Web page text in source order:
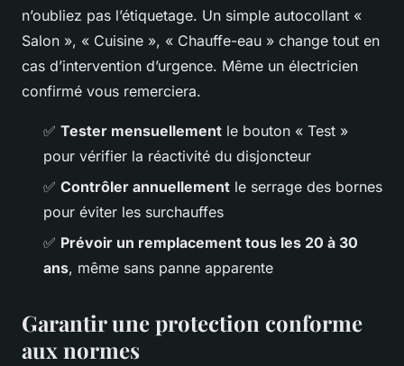
n’oubliez pas l’étiquetage. Un simple autocollant «
Salon », « Cuisine », « Chauffe-eau » change tout en
cas d’intervention d’urgence. Même un électricien
confirmé vous remerciera.
✅ Tester mensuellement le bouton « Test »
pour vérifier la réactivité du disjoncteur
✅ Contrôler annuellement le serrage des bornes
pour éviter les surchauffes
✅ Prévoir un remplacement tous les 20 à 30
ans, même sans panne apparente
Garantir une protection conforme
aux normes